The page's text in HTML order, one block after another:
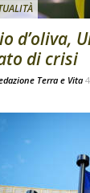
d’oliva,
di crisi
Terra e Vita